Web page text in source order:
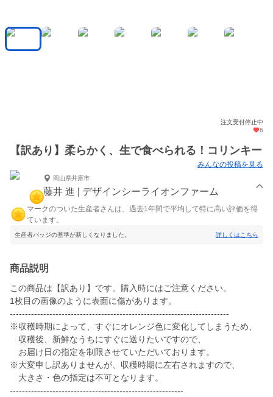
注文受付停止中
6
【訳あり】柔らかく、生で食べられる！コリンキー
みんなの投稿を見る
岡山県井原市
藤井 進 | デザインシーライオンファーム
マークのついた生産者さんは、過去1年間で平均して特に高い評価を得
ています。
生産者バッジの基準が新しくなりました。 詳しくはこちら
商品説明
この商品は【訳あり】です。購入時にはご注意ください。
1枚目の画像のように表面に傷があります。
------------------------------------------------------------------------
※収穫時期によって、すぐにオレンジ色に変化してしまうため、
収穫後、新鮮なうちにすぐに送りたいですので、
お届け日の指定を制限させていただいております。
※大変申し訳ありませんが、収穫時期に左右されますので、
大きさ・色の指定は不可となります。
---------------------------------------------------------